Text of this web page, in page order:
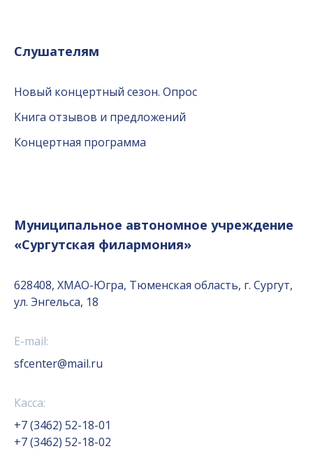
Слушателям
Новый концертный сезон. Опрос
Книга отзывов и предложений
Концертная программа
Муниципальное автономное учреждение
«Сургутская филармония»
628408, ХМАО-Югра, Тюменская область, г. Сургут,
ул. Энгельса, 18
E-mail:
sfcenter@mail.ru
Касса:
+7 (3462) 52-18-01
+7 (3462) 52-18-02